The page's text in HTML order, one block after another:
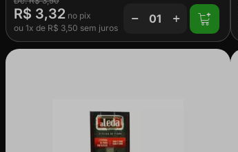
R$ 3,32
ou 1x de R$ 3,50 sem juros